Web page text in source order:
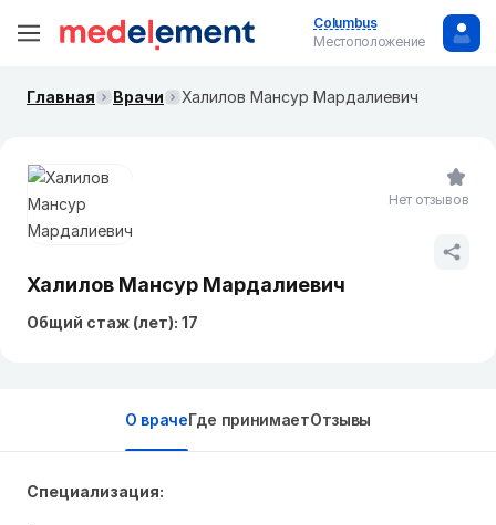
Columbus
Местоположение
Главная Врачи Халилов Мансур Мардалиевич
Халилов Мансур Мардалиевич
Общий стаж (лет): 17
Нет отзывов
О врачеГде принимаетОтзывы
Специализация: